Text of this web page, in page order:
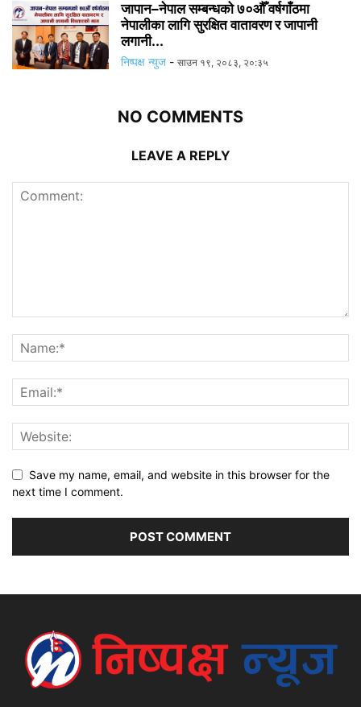
जापान–नेपाल सम्बन्धको ७०औँ वर्षगाँठमा
नेपालीका लागि सुरक्षित वातावरण र जापानी
लगानी...
निष्पक्ष न्युज - साउन १९, २०८३, २०:३५
NO COMMENTS
LEAVE A REPLY
Save my name, email, and website in this browser for the
next time I comment.